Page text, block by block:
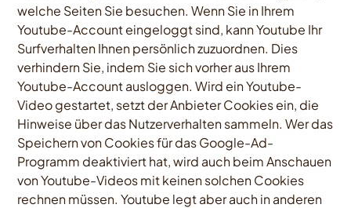
welche Seiten Sie besuchen. Wenn Sie in Ihrem
Youtube-Account eingeloggt sind, kann Youtube Ihr
Surfverhalten Ihnen persönlich zuzuordnen. Dies
verhindern Sie, indem Sie sich vorher aus Ihrem
Youtube-Account ausloggen. Wird ein Youtube-
Video gestartet, setzt der Anbieter Cookies ein, die
Hinweise über das Nutzerverhalten sammeln. Wer das
Speichern von Cookies für das Google-Ad-
Programm deaktiviert hat, wird auch beim Anschauen
von Youtube-Videos mit keinen solchen Cookies
rechnen müssen. Youtube legt aber auch in anderen